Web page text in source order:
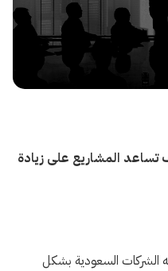
تساعد المشاريع على زيادة
الشركات السعودية بشكل